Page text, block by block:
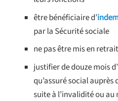
être bénéficiaire d’
par la Sécurité sociale
ne pas être mis en
justifier de douze mois
qu’assuré social auprès
suite à l’invalidité ou au